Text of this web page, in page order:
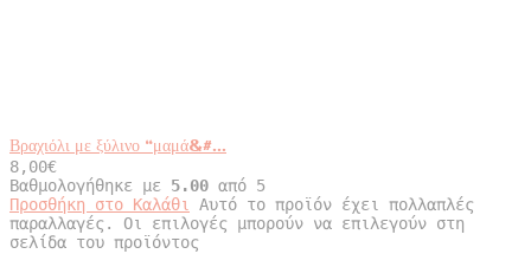
Βραχιόλι με ξύλινο “μαμά&#...
8,00€
Βαθμολογήθηκε με 5.00 από 5
Προσθήκη στο Καλάθι Αυτό το προϊόν έχει πολλαπλές
παραλλαγές. Οι επιλογές μπορούν να επιλεγούν στη
σελίδα του προϊόντος